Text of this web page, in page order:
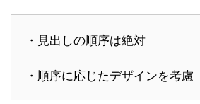
・見出しの順序は絶対
・順序に応じたデザインを考慮